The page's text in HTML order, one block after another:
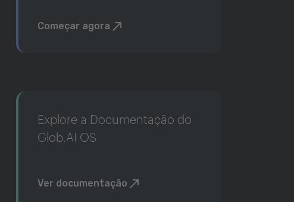
Começar agora
Explore a Documentação do
Glob.AI OS
Ver documentação